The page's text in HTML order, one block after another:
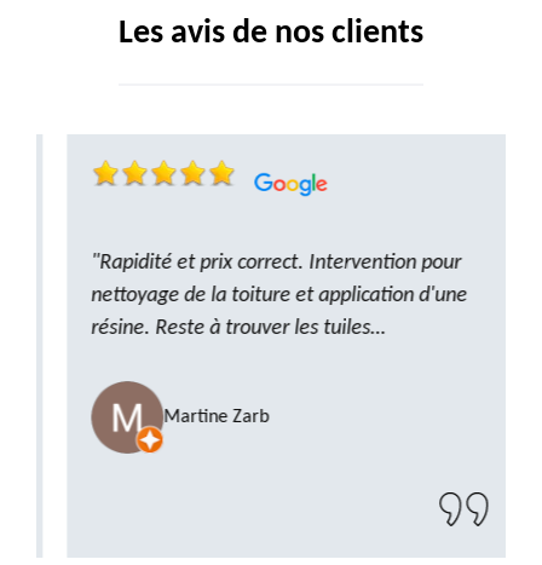
Les avis de nos clients
"Rapidité et prix correct. Intervention pour
nettoyage de la toiture et application d'une
résine. Reste à trouver les tuiles
compter sur M. GOT. Très content de la
prestation, a recommander sans problème"
Martine Zarb